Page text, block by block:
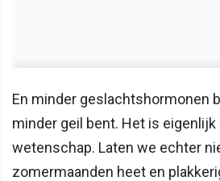
En minder geslachtshormonen
minder geil bent. Het is eigenlijk
wetenschap. Laten we echter
zomermaanden heet en